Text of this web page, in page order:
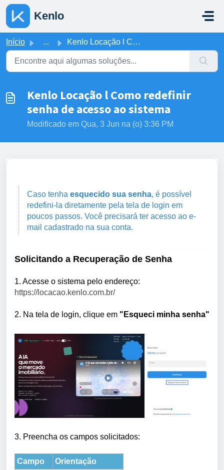
Ir para o conteúdo principal
Kenlo
Início ... Kenlo Locação l Como redefinir senha de acesso ao sistema
Kenlo Locação l Como redefinir
senha de acesso ao sistema
Modificado em Qua, 3 Jun na (o) 3:36 PM
Caso tenha esquecido sua senha, é possível
redefini-la diretamente pela tela de login em
poucos passos. Você precisará ter acesso ao e-
mail cadastrado na sua conta.
Solicitando a Recuperação de Senha
1. Acesse o sistema pelo endereço:
https://locacao.kenlo.com.br/
2. Na tela de login, clique em "Esqueci minha senha"
3. Preencha os campos solicitados:
Campo Orientação